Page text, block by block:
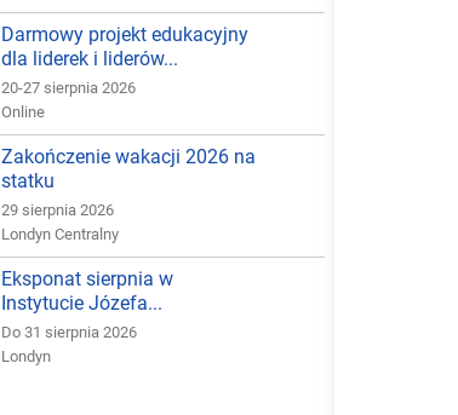
Darmowy projekt edukacyjny
dla liderek i liderów...
20-27 sierpnia 2026
Online
Zakończenie wakacji 2026 na
statku
29 sierpnia 2026
Londyn Centralny
Eksponat sierpnia w
Instytucie Józefa...
Do 31 sierpnia 2026
Londyn